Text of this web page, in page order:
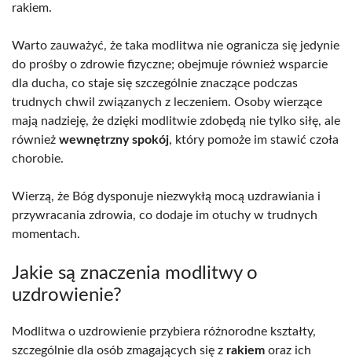
rakiem.
Warto zauważyć, że taka modlitwa nie ogranicza się jedynie
do prośby o zdrowie fizyczne; obejmuje również wsparcie
dla ducha, co staje się szczególnie znaczące podczas
trudnych chwil związanych z leczeniem. Osoby wierzące
mają nadzieję, że dzięki modlitwie zdobędą nie tylko siłę, ale
również wewnętrzny spokój, który pomoże im stawić czoła
chorobie.
Wierzą, że Bóg dysponuje niezwykłą mocą uzdrawiania i
przywracania zdrowia, co dodaje im otuchy w trudnych
momentach.
Jakie są znaczenia modlitwy o
uzdrowienie?
Modlitwa o uzdrowienie przybiera różnorodne kształty,
szczególnie dla osób zmagających się z rakiem oraz ich